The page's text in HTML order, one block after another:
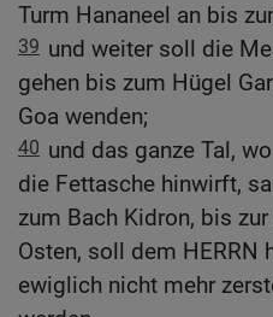
Turm Hananeel an bis
39 und weiter soll die
gehen bis zum Hügel
Goa wenden;
40 und das ganze Tal,
die Fettasche hinwirft,
zum Bach Kidron, bis
Osten, soll dem HERRN
ewiglich nicht mehr